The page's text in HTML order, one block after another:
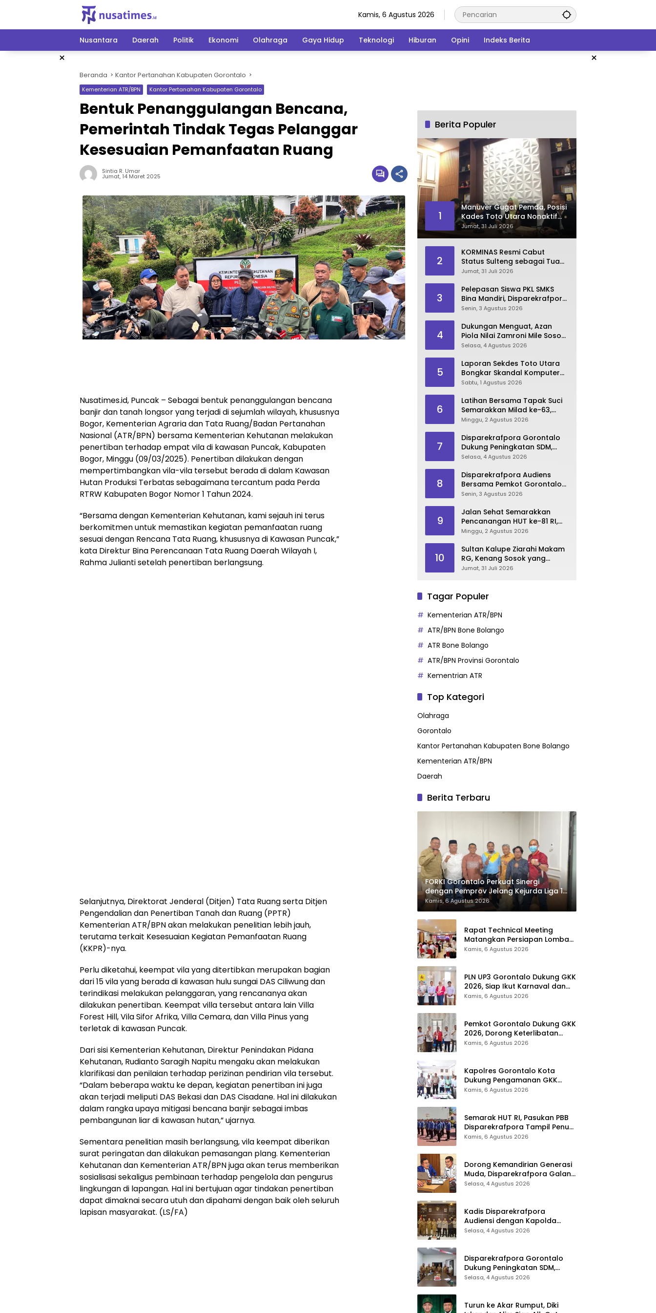
Kamis, 6 Agustus 2026
Nusantara Daerah Politik Ekonomi Olahraga Gaya Hidup Teknologi Hiburan Opini Indeks Berita
× ×
Beranda Kantor Pertanahan Kabupaten Gorontalo
Kementerian ATR/BPN Kantor Pertanahan Kabupaten Gorontalo
Bentuk Penanggulangan Bencana,
Pemerintah Tindak Tegas Pelanggar
Kesesuaian Pemanfaatan Ruang
Sintia R. Umar
Jumat, 14 Maret 2025
Nusatimes.id, Puncak – Sebagai bentuk penanggulangan bencana
banjir dan tanah longsor yang terjadi di sejumlah wilayah, khususnya
Bogor, Kementerian Agraria dan Tata Ruang/Badan Pertanahan
Nasional (ATR/BPN) bersama Kementerian Kehutanan melakukan
penertiban terhadap empat vila di kawasan Puncak, Kabupaten
Bogor, Minggu (09/03/2025). Penertiban dilakukan dengan
mempertimbangkan vila-vila tersebut berada di dalam Kawasan
Hutan Produksi Terbatas sebagaimana tercantum pada Perda
RTRW Kabupaten Bogor Nomor 1 Tahun 2024.
“Bersama dengan Kementerian Kehutanan, kami sejauh ini terus
berkomitmen untuk memastikan kegiatan pemanfaatan ruang
sesuai dengan Rencana Tata Ruang, khususnya di Kawasan Puncak,”
kata Direktur Bina Perencanaan Tata Ruang Daerah Wilayah I,
Rahma Julianti setelah penertiban berlangsung.
Selanjutnya, Direktorat Jenderal (Ditjen) Tata Ruang serta Ditjen
Pengendalian dan Penertiban Tanah dan Ruang (PPTR)
Kementerian ATR/BPN akan melakukan penelitian lebih jauh,
terutama terkait Kesesuaian Kegiatan Pemanfaatan Ruang
(KKPR)-nya.
Perlu diketahui, keempat vila yang ditertibkan merupakan bagian
dari 15 vila yang berada di kawasan hulu sungai DAS Ciliwung dan
terindikasi melakukan pelanggaran, yang rencananya akan
dilakukan penertiban. Keempat villa tersebut antara lain Villa
Forest Hill, Vila Sifor Afrika, Villa Cemara, dan Villa Pinus yang
terletak di kawasan Puncak.
Dari sisi Kementerian Kehutanan, Direktur Penindakan Pidana
Kehutanan, Rudianto Saragih Napitu mengaku akan melakukan
klarifikasi dan penilaian terhadap perizinan pendirian vila tersebut.
“Dalam beberapa waktu ke depan, kegiatan penertiban ini juga
akan terjadi meliputi DAS Bekasi dan DAS Cisadane. Hal ini dilakukan
dalam rangka upaya mitigasi bencana banjir sebagai imbas
pembangunan liar di kawasan hutan,” ujarnya.
Sementara penelitian masih berlangsung, vila keempat diberikan
surat peringatan dan dilakukan pemasangan plang. Kementerian
Kehutanan dan Kementerian ATR/BPN juga akan terus memberikan
sosialisasi sekaligus pembinaan terhadap pengelola dan pengurus
lingkungan di lapangan. Hal ini bertujuan agar tindakan penertiban
dapat dimaknai secara utuh dan dipahami dengan baik oleh seluruh
lapisan masyarakat. (LS/FA)
Berita Populer
1
Manuver Gugat Pemda, Posisi
Kades Toto Utara Nonaktif
Dinilai Kian Terpuruk
Jumat, 31 Juli 2026
2
KORMINAS Resmi Cabut
Status Sulteng sebagai Tuan
Rumah FORNAS IX 2027
Jumat, 31 Juli 2026
3
Pelepasan Siswa PKL SMKS
Bina Mandiri, Disparekrafpora
Dorong Lahirnya SDM
Senin, 3 Agustus 2026
4
Dukungan Menguat, Azan
Piola Nilai Zamroni Mile Sosok
Tepat Teruskan
Selasa, 4 Agustus 2026
5
Laporan Sekdes Toto Utara
Bongkar Skandal Komputer
‘Siluman’ 2025
Sabtu, 1 Agustus 2026
6
Latihan Bersama Tapak Suci
Semarakkan Milad ke-63,
Sultan Kalupe Ajak Atlet
Minggu, 2 Agustus 2026
7
Disparekrafpora Gorontalo
Dukung Peningkatan SDM,
Berikan Rekomendasi Studi S3
Selasa, 4 Agustus 2026
8
Disparekrafpora Audiens
Bersama Pemkot Gorontalo
Bahas Dukungan GKK 2026
Senin, 3 Agustus 2026
9
Jalan Sehat Semarakkan
Pencanangan HUT ke-81 RI,
Danau Perintis Jadi Etalase
Minggu, 2 Agustus 2026
10
Sultan Kalupe Ziarahi Makam
RG, Kenang Sosok yang
Mendedikasikan Hidup untuk
Jumat, 31 Juli 2026
Tagar Populer
Kementerian ATR/BPN
ATR/BPN Bone Bolango
ATR Bone Bolango
ATR/BPN Provinsi Gorontalo
Kementrian ATR
Top Kategori
Olahraga
Gorontalo
Kantor Pertanahan Kabupaten Bone Bolango
Kementerian ATR/BPN
Daerah
Berita Terbaru
FORKI Gorontalo Perkuat Sinergi
dengan Pemprov Jelang Kejurda Liga 1
Piala Gubernur 2026
Kamis, 6 Agustus 2026
Rapat Technical Meeting
Matangkan Persiapan Lomba
Olahraga Masyarakat Tingkat
Kamis, 6 Agustus 2026
PLN UP3 Gorontalo Dukung GKK
2026, Siap Ikut Karnaval dan
Pastikan Ketersediaan Listrik
Kamis, 6 Agustus 2026
Pemkot Gorontalo Dukung GKK
2026, Dorong Keterlibatan
UMKM dan Ekraf Lokal
Kamis, 6 Agustus 2026
Kapolres Gorontalo Kota
Dukung Pengamanan GKK
2026, Disparekrafpora Perkuat
Kamis, 6 Agustus 2026
Semarak HUT RI, Pasukan PBB
Disparekrafpora Tampil Penuh
Semangat
Kamis, 6 Agustus 2026
Dorong Kemandirian Generasi
Muda, Disparekrafpora Galang
Dukungan Penuh Para Aleg
Selasa, 4 Agustus 2026
Kadis Disparekrafpora
Audiensi dengan Kapolda
Gorontalo, Perkuat Sinergi
Selasa, 4 Agustus 2026
Disparekrafpora Gorontalo
Dukung Peningkatan SDM,
Berikan Rekomendasi Studi S3
Selasa, 4 Agustus 2026
Turun ke Akar Rumput, Diki